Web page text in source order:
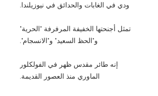
ودي في الغابات والحدائق في نيوزيلندا.
تمثل أجنحتها الخفيفة المرفرفة "الحرية"
و"الحظ السعيد" و"الانسجام".
إنه طائر مقدس ظهر في الفولكلور
الماوري منذ العصور القديمة.